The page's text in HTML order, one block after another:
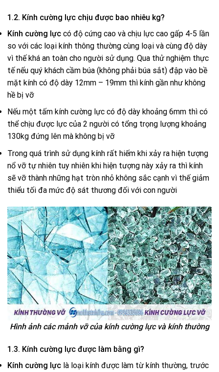
1.2. Kính cường lực chịu được bao nhiêu kg?
Kính cường lực có độ cứng cao và chịu lực cao gấp 4-5 lần
so với các loại kính thông thường cùng loại và cùng độ dày
vì thế khá an toàn cho người sử dụng. Qua thử nghiệm thực
tế nếu quý khách cầm búa (không phải búa sắt) đập vào bề
mặt kính có độ dày 12mm – 19mm thì kính gần như không
hề bị vỡ
Nếu một tấm kính cường lực có độ dày khoảng 6mm thì có
thể chịu được lực của 2 người có tổng trọng lượng khoảng
130kg đứng lên mà không bị vỡ
Trong quá trình sử dụng kính rất hiếm khi xảy ra hiện tượng
nổ vỡ tự nhiên tuy nhiên khi hiện tượng này xảy ra thì kính
sẽ vỡ thành những hạt tròn nhỏ không sắc cạnh vì thế giảm
thiểu tối đa mức độ sát thương đối với con người
Hình ảnh các mảnh vỡ của kính cường lực và kính thường
1.3. Kính cường lực được làm bằng gì?
Kính cường lực là loại kính được làm từ kính thường, trước